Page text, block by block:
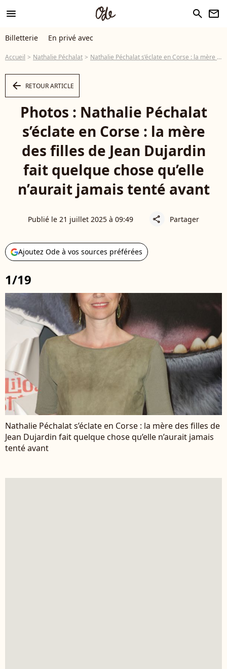
menu search newsletter
Billetterie En privé avec
Accueil Nathalie Péchalat Nathalie Péchalat s’éclate en Corse : la mère des filles de Jean Dujardin fait quelque chose qu’elle n’aurait jamais tenté avant
arrow_left RETOUR ARTICLE
Photos : Nathalie Péchalat
s’éclate en Corse : la mère
des filles de Jean Dujardin
fait quelque chose qu’elle
n’aurait jamais tenté avant
Publié le 21 juillet 2025 à 09:49 share Partager
Ajoutez Ode à vos sources préférées
1/19
Nathalie Péchalat s’éclate en Corse : la mère des filles de
Jean Dujardin fait quelque chose qu’elle n’aurait jamais
tenté avant